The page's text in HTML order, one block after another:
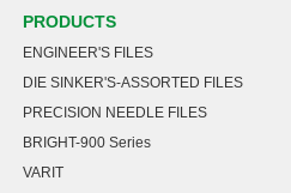
PRODUCTS
ENGINEER'S FILES
DIE SINKER'S-ASSORTED FILES
PRECISION NEEDLE FILES
BRIGHT-900 Series
VARIT